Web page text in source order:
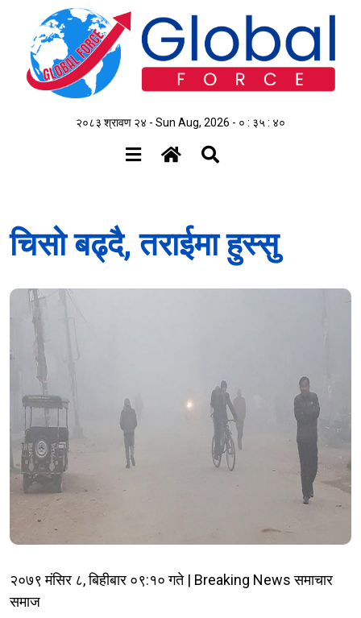
२०८३ श्रावण २४ - Sun Aug, 2026 - ० : ३५ : ४१
चिसो बढ्दै, तराईमा हुस्सु
२०७९ मंसिर ८, बिहीबार ०९:१० गते | Breaking News समाचार
समाज